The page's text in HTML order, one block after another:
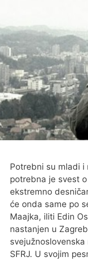
O MENI
Potrebni su mladi i
potrebna je svest
ekstremno
će onda same po
Maajka, iliti Edin
nastanjen u
SFRJ. U svojim